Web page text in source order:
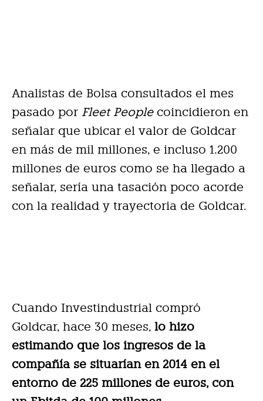
Analistas de Bolsa consultados el mes
pasado por Fleet Peoplecoincidieron en
señalar que ubicar el valor de Goldcar
en más de mil millones, e incluso 1.200
millones de euros como se ha llegado a
señalar, sería una tasación poco acorde
con la realidad y trayectoria de Goldcar.
Cuando Investindustrial compró
Goldcar, hace 30 meses, lo hizo
estimando que los ingresos de la
compañía se situarían en 2014 en el
entorno de 225 millones de euros, con